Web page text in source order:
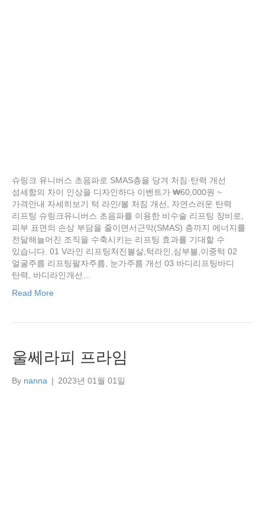
슈링크 유니버스 초음파로 SMAS층을 당겨 처짐·탄력 개선
섬세함의 차이 인상을 디자인하다 이벤트가 ₩60,000원 ~
가격안내 자세히보기 턱 라인/볼 처짐 개선, 자연스러운 탄력
리프팅 슈링크유니버스 초음파를 이용한 비수술 리프팅 장비로,
피부 표면의 손상 부담을 줄이면서근막(SMAS) 층까지 에너지를
전달해늘어진 조직을 수축시키는 리프팅 효과를 기대할 수
있습니다. 01 V라인 리프팅처진볼살,턱라인,심부볼,이중턱 02
얼굴주름 리프팅팔자주름, 눈가주름 개선 03 바디리프팅바디
탄력, 바디라인개선…
Read More
울쎄라피 프라임
By nanna | 2023년 01월 01일